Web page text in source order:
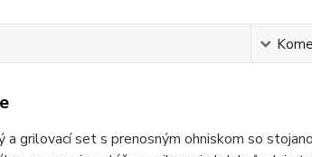
grilovací set s prenosným ohniskom so